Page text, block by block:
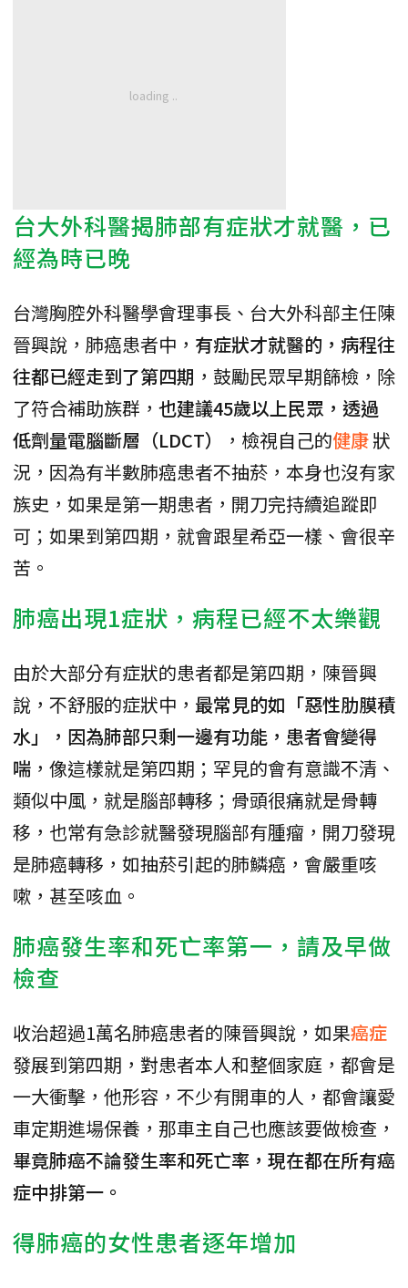
台大外科醫揭肺部有症狀才就醫，已
經為時已晚
台灣胸腔外科醫學會理事長、台大外科部主任陳
晉興說，肺癌患者中， 有症狀才就醫的，病程往
往都已經走到了第四期 ，鼓勵民眾早期篩檢，除
了符合補助族群， 也建議45歲以上民眾，透過
低劑量電腦斷層（LDCT）
，檢視自己的健康狀
況，因為有半數肺癌患者不抽菸，本身也沒有家
族史，如果是第一期患者，開刀完持續追蹤即
可；如果到第四期，就會跟星希亞一樣、會很辛
苦。
肺癌出現1症狀，病程已經不太樂觀
由於大部分有症狀的患者都是第四期，陳晉興
說，不舒服的症狀中， 最常見的如「惡性肋膜積
水」，因為肺部只剩一邊有功能，患者會變得
喘 ，像這樣就是第四期；罕見的會有意識不清、
類似中風，就是腦部轉移；骨頭很痛就是骨轉
移，也常有急診就醫發現腦部有腫瘤，開刀發現
是肺癌轉移，如抽菸引起的肺鱗癌，會嚴重咳
嗽，甚至咳血。
肺癌發生率和死亡率第一，請及早做
檢查
收治超過1萬名肺癌患者的陳晉興說，如果癌症
發展到第四期，對患者本人和整個家庭，都會是
一大衝擊，他形容，不少有開車的人，都會讓愛
車定期進場保養，那車主自己也應該要做檢查，
畢竟肺癌不論發生率和死亡率，現在都在所有癌
症中排第一。
得肺癌的女性患者逐年增加